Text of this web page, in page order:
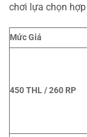
chơi lựa chọn
Mức Giá
450 THL / 260 RP